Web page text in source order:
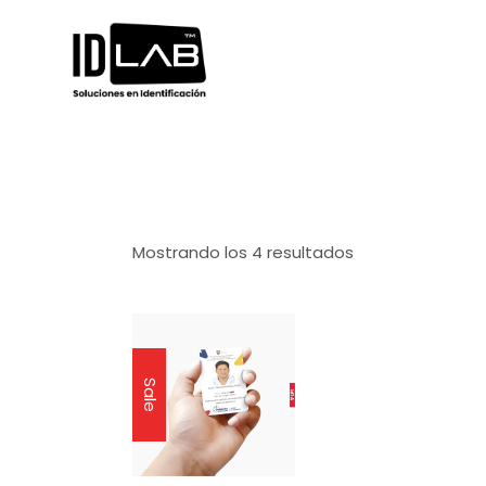
Mostrando los 4 resultados
Sale